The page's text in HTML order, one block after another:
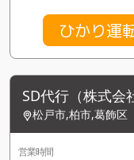
ひかり運
SD代行（株式会
松戸市,柏市,葛飾区
営業時間